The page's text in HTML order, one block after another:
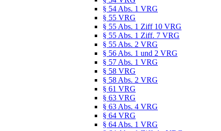
§ 54 Abs. 1 VRG
§ 55 VRG
§ 55 Abs. 1 Ziff 10 VRG
§ 55 Abs. 1 Ziff. 7 VRG
§ 55 Abs. 2 VRG
§ 56 Abs. 1 und 2 VRG
§ 57 Abs. 1 VRG
§ 58 VRG
§ 58 Abs. 2 VRG
§ 61 VRG
§ 63 VRG
§ 63 Abs. 4 VRG
§ 64 VRG
§ 64 Abs. 1 VRG